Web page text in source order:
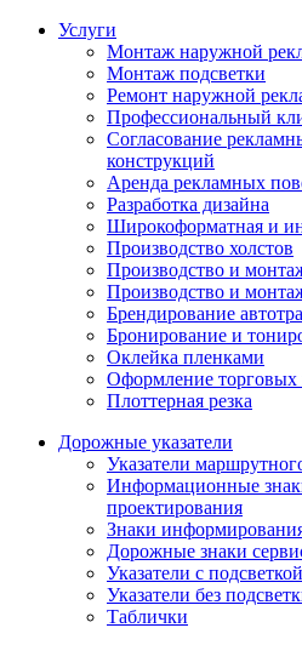
Услуги
Монтаж наружной
Монтаж подсветки
Ремонт наружной
Профессиональный
Согласование
конструкций
Аренда рекламных
Разработка дизайна
Широкоформатная и
Производство холстов
Производство и
Производство и
Брендирование
Бронирование и
Оклейка пленками
Оформление
Плоттерная резка
Дорожные указатели
Указатели
Информационные
проектирования
Знаки
Дорожные знаки
Указатели с подсветкой
Указатели без
Таблички